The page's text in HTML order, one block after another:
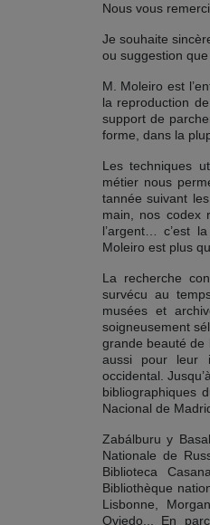
Nous vous
Je souhaite
ou suggestion
M. Moleiro est
la reproduction
support de
forme, dans la
Les techniques
métier nous
tannée suivant
main, nos codex
l’argent… c’est
Moleiro est plus
La recherche
survécu au
musées et
soigneusement
grande beauté de
aussi pour leur
occidental.
bibliographiques
Nacional de
Zabálburu y
Nationale de
Biblioteca
Bibliothèque
Lisbonne,
Oviedo... En